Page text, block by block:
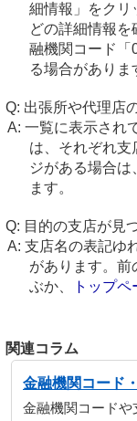
細情報」をクリ
どの詳細情報
融機関コード「
る場合がありま
出張所や代理店
一覧に表示され
は、それぞれ支
ジがある場合
ます。
目的の支店が見
支店名の表記ゆ
があります。前
ぶか、
トップペ
関連コラム
金融機関コード
金融機関コード